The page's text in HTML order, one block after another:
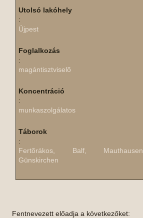
Utolsó lakóhely
:
Újpest
Foglalkozás
:
magántisztviselõ
Koncentráció
:
munkaszolgálatos
Táborok
:
Fertõrákos, Balf, Mauthausen,
Günskirchen
Fentnevezett előadja a következőket: